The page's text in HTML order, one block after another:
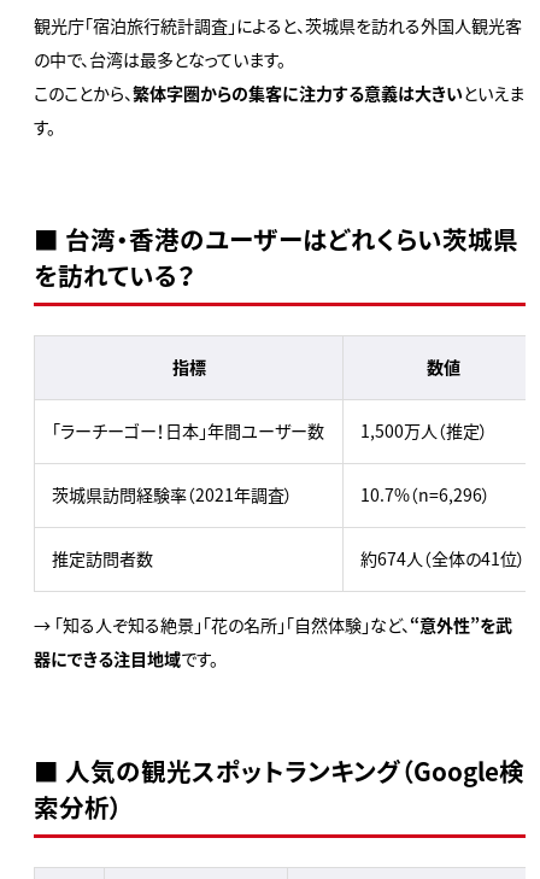
観光庁「宿泊旅行統計調査」によると、茨城県を訪れる外国人観光客
の中で、台湾は最多となっています。
このことから、繁体字圏からの集客に注力する意義は大きいといえま
す。
■ 台湾・香港のユーザーはどれくらい茨城県
を訪れている？
指標 数値
「ラーチーゴー！日本」年間ユーザー数 1,500万人（推定）
茨城県訪問経験率（2021年調査） 10.7%（n=6,296）
推定訪問者数 約674人（全体の41位）
→ 「知る人ぞ知る絶景」「花の名所」「自然体験」など、“意外性”を武
器にできる注目地域です。
■ 人気の観光スポットランキング（Google検
索分析）